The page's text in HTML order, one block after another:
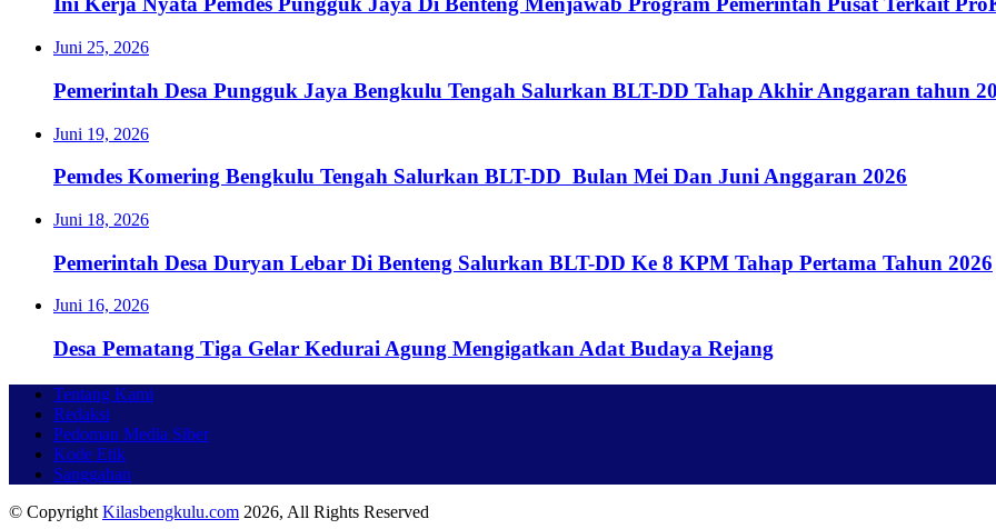
Juni 25, 2026
Pemerintah Desa Pungguk Jaya Bengkulu Tengah Salurkan BLT-DD Tahap Akhir Anggaran tahun
Juni 19, 2026
Pemdes Komering Bengkulu Tengah Salurkan BLT-DD Bulan Mei Dan Juni Anggaran 2026
Juni 18, 2026
Pemerintah Desa Duryan Lebar Di Benteng Salurkan BLT-DD Ke 8 KPM Tahap Pertama Tahun 2026
Juni 16, 2026
Desa Pematang Tiga Gelar Kedurai Agung Mengigatkan Adat Budaya Rejang
Tentang Kami
Redaksi
Pedoman Media Siber
Kode Etik
Sanggahan
© Copyright Kilasbengkulu.com 2026, All Rights Reserved